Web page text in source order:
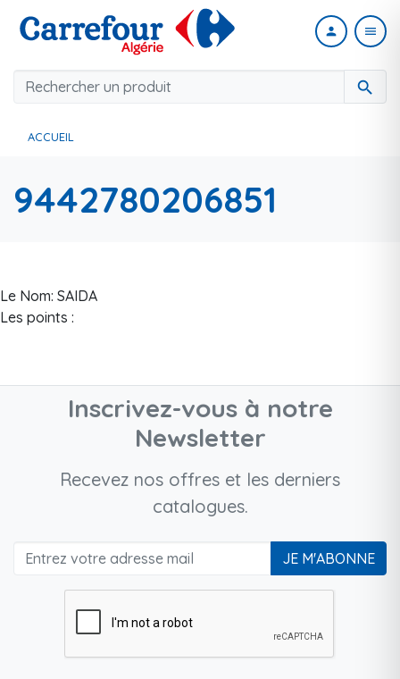
search
person menu
ACCUEIL
9442780206851
Le Nom: SAIDA
Les points :
Inscrivez-vous à notre
Newsletter
Recevez nos offres et les derniers
catalogues.
JE M'ABONNE